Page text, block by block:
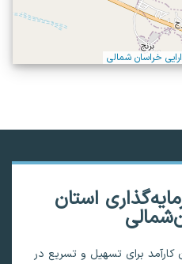
خراسان شمالی
استان
برای تسهیل و تسریع در